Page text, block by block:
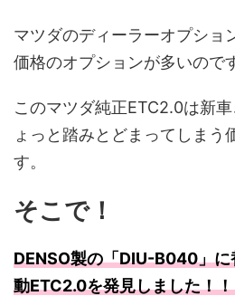
マツダのディーラーオプショ
価格のオプションが多いので
このマツダ純正ETC2.0は新
ょっと踏みとどまってしまう
す。
そこで！
DENSO製の「DIU-B040」に
動ETC2.0を発見しました！